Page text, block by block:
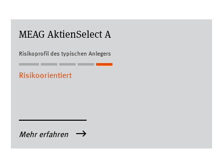
MEAG Ak­ti­en­Select A
Risikoprofil des typischen Anlegers
Risikoorientiert
Mehr erfahren